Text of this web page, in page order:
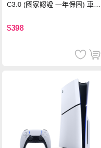
C3.0 (國家認證 一年保固) 車充
$398